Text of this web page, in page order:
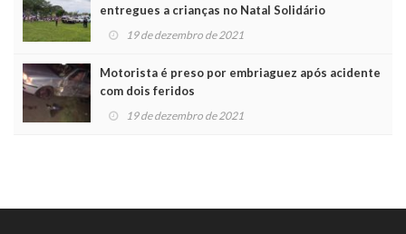
entregues a crianças no Natal Solidário
19 de dezembro de 2021
Motorista é preso por embriaguez após acidente
com dois feridos
19 de dezembro de 2021